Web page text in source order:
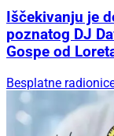
Iščekivanju je
poznatog DJ
Gospe od
Besplatne